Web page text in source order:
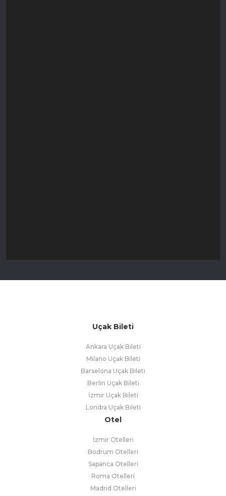
Uçak Bileti
Ankara Uçak Bileti
Milano Uçak Bileti
Barselona Uçak Bileti
Berlin Uçak Bileti
İzmir Uçak Bileti
Londra Uçak Bileti
Otel
İzmir Otelleri
Bodrum Otelleri
Sapanca Otelleri
Roma Otelleri
Madrid Otelleri